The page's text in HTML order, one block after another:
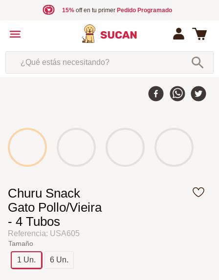
15%off en tu primer Pedido Programado
¿Qué estás necesitando?
Churu Snack
Gato Pollo/Vieira
- 4 Tubos
Referencia: USA605
Tamaño
1 Un. 6 Un.